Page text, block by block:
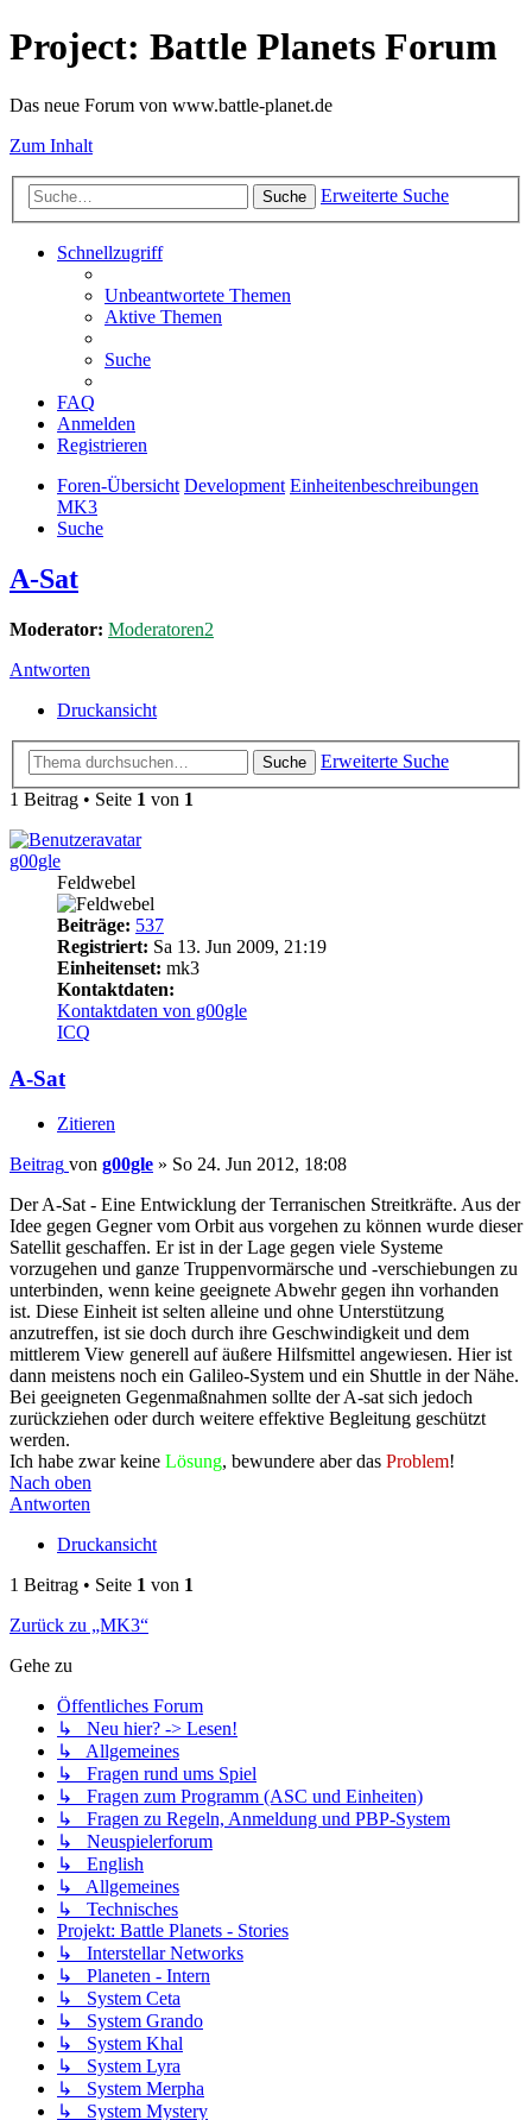
Project: Battle Planets Forum
Das neue Forum von www.battle-planet.de
Zum Inhalt
Suche Erweiterte Suche
Schnellzugriff
Unbeantwortete Themen
Aktive Themen
Suche
FAQ
Anmelden
Registrieren
Foren-Übersicht Development Einheitenbeschreibungen
MK3
Suche
A-Sat
Moderator: Moderatoren2
Antworten
Druckansicht
Suche
Erweiterte Suche
1 Beitrag • Seite 1 von 1
g00gle
Feldwebel
Beiträge: 537
Registriert: Sa 13. Jun 2009, 21:19
Einheitenset: mk3
Kontaktdaten:
Kontaktdaten von g00gle
ICQ
A-Sat
Zitieren
Beitrag von g00gle » So 24. Jun 2012, 18:08
Der A-Sat - Eine Entwicklung der Terranischen Streitkräfte. Aus der
Idee gegen Gegner vom Orbit aus vorgehen zu können wurde dieser
Satellit geschaffen. Er ist in der Lage gegen viele Systeme
vorzugehen und ganze Truppenvormärsche und -verschiebungen zu
unterbinden, wenn keine geeignete Abwehr gegen ihn vorhanden
ist. Diese Einheit ist selten alleine und ohne Unterstützung
anzutreffen, ist sie doch durch ihre Geschwindigkeit und dem
mittlerem View generell auf äußere Hilfsmittel angewiesen. Hier ist
dann meistens noch ein Galileo-System und ein Shuttle in der Nähe.
Bei geeigneten Gegenmaßnahmen sollte der A-sat sich jedoch
zurückziehen oder durch weitere effektive Begleitung geschützt
werden.
Ich habe zwar keine Lösung, bewundere aber das Problem!
Nach oben
Antworten
Druckansicht
1 Beitrag • Seite 1 von 1
Zurück zu „MK3“
Gehe zu
Öffentliches Forum
↳ Neu hier? -> Lesen!
↳ Allgemeines
↳ Fragen rund ums Spiel
↳ Fragen zum Programm (ASC und Einheiten)
↳ Fragen zu Regeln, Anmeldung und PBP-System
↳ Neuspielerforum
↳ English
↳ Allgemeines
↳ Technisches
Projekt: Battle Planets - Stories
↳ Interstellar Networks
↳ Planeten - Intern
↳ System Ceta
↳ System Grando
↳ System Khal
↳ System Lyra
↳ System Merpha
↳ System Mystery